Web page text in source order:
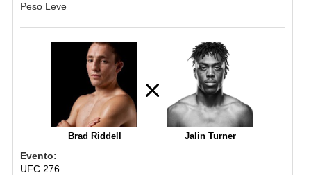
Peso Leve
Brad Riddell Jalin Turner
Evento:
UFC 276